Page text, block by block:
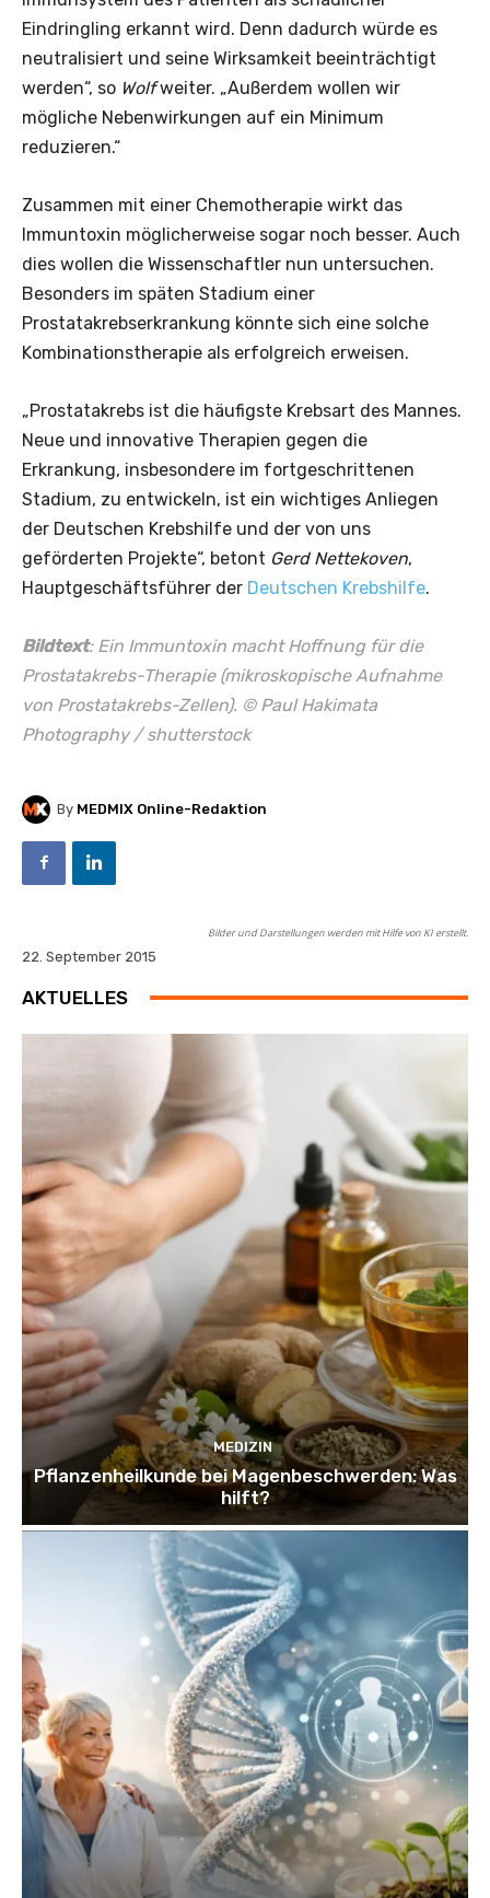
Eindringling erkannt wird. Denn dadurch würde es
neutralisiert und seine Wirksamkeit beeinträchtigt
werden“, so Wolfweiter. „Außerdem wollen wir
mögliche Nebenwirkungen auf ein Minimum
reduzieren.“
Zusammen mit einer Chemotherapie wirkt das
Immuntoxin möglicherweise sogar noch besser. Auch
dies wollen die Wissenschaftler nun untersuchen.
Besonders im späten Stadium einer
Prostatakrebserkrankung könnte sich eine solche
Kombinationstherapie als erfolgreich erweisen.
„Prostatakrebs ist die häufigste Krebsart des Mannes.
Neue und innovative Therapien gegen die
Erkrankung, insbesondere im fortgeschrittenen
Stadium, zu entwickeln, ist ein wichtiges Anliegen
der Deutschen Krebshilfe und der von uns
geförderten Projekte“, betont Gerd Nettekoven,
Hauptgeschäftsführer der Deutschen Krebshilfe.
Bildtext: Ein Immuntoxin macht Hoffnung für die
Prostatakrebs-Therapie (mikroskopische Aufnahme
von Prostatakrebs-Zellen). © Paul Hakimata
Photography / shutterstock
By MEDMIX Online-Redaktion
Bilder und Darstellungen werden mit Hilfe von KI erstellt.
22. September 2015
AKTUELLES
MEDIZIN
Pflanzenheilkunde bei Magenbeschwerden: Was
hilft?